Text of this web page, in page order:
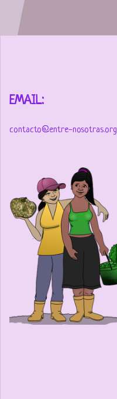
EMAIL:
contacto@entre-nosotras.org